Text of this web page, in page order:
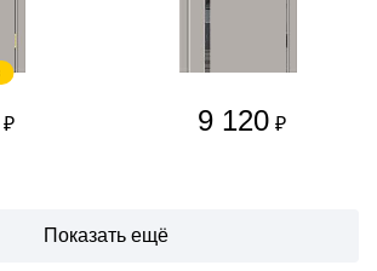
₽ 9 120 ₽
Показать ещё